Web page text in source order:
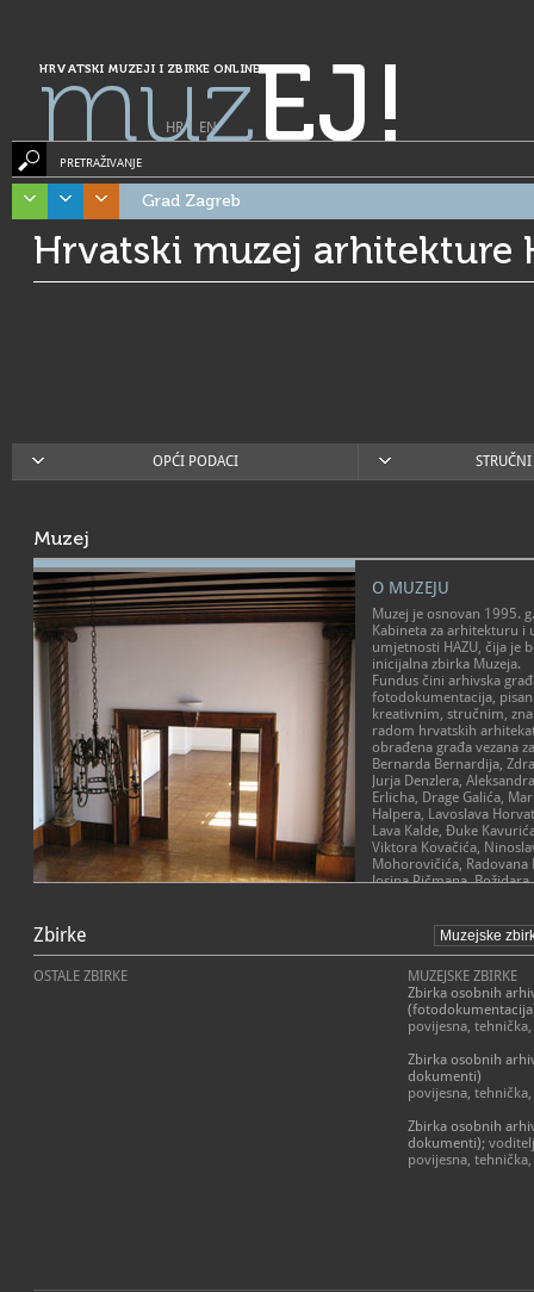
HRVATSKI MUZEJI I ZBIRKE ONLINE
muzEJ!
HR| EN
PRETRAŽIVANJE
Grad Zagreb
Hrvatski muzej arhitekture
OPĆI PODACI
Muzej
O MUZEJU
Muzej je osnovan 1995.
Kabineta za arhitekturu i
umjetnosti HAZU, čija je
inicijalna zbirka Muzeja.
Fundus čini arhivska
fotodokumentacija,
kreativnim, stručnim,
radom hrvatskih
obrađena građa vezana
Bernarda Bernardija,
Jurja Denzlera,
Erlicha, Drage Galića,
Halpera, Lavoslava
Lava Kalde, Đuke
Viktora Kovačića,
Mohorovičića,
Josipa Pičmana, Božidara
Istraživačke teme
voditelja akademika
osnova za budući stalni
Hrvatskoj.
europsku i svjetsku
kretanja.
Zbirke
OSTALE ZBIRKE
MUZEJSKE ZBIRKE
Zbirka osobnih
povijesna,
Zbirka osobnih
dokumenti)
povijesna,
Zbirka osobnih
dokumenti);
povijesna,